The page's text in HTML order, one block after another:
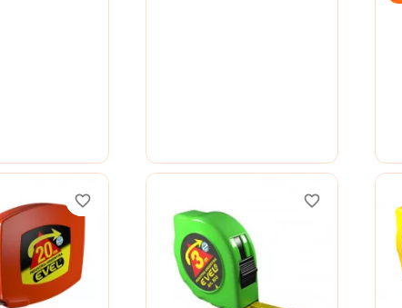
favorite_border
favorite_border favorite_border
favorite_border